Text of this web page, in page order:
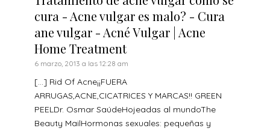
cura - Acne vulgar es malo? - Cura
ane vulgar - Acné Vulgar | Acne
Home Treatment
6 marzo, 2013 a las 12:28 am
[…] Rid Of Acne¡¡FUERA
ARRUGAS,ACNE,CICATRICES Y MARCAS!! GREEN
PEELDr. Osmar SaúdeHojeadas al mundoThe
Beauty MailHormonas sexuales: pequeñas y